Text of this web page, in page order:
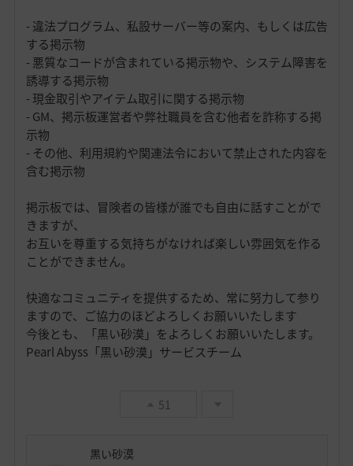
- 違法プログラム、私設サーバー等の案内、もしくは広告
する掲示物
- 悪質なコードが含まれている掲示物や、システム障害を
誘導する掲示物
- 現金取引やアイテム取引に関する掲示物
- GM、掲示板運営者や弊社職員を含む他者を詐称する掲
示物
- その他、利用規約や関連法令において禁止された内容を
含む掲示物
掲示板では、冒険者の皆様が誰でも自由に話すことがで
きますが、
お互いを尊重する気持ちがなければ楽しい雰囲気を作る
ことができません。
快適なコミュニティを提供するため、常に努力して参り
ますので、ご協力のほどよろしくお願いいたします
今後とも、「黒い砂漠」をよろしくお願いいたします。
Pearl Abyss「黒い砂漠」サービスチーム
51
黒い砂漠